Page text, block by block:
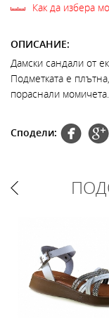
Как да избера
ОПИСАНИЕ:
Дамски сандали от
Подметката е
пораснали момичета.
Сподели: